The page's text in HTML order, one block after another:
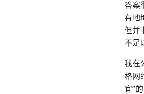
答案
有地
但并
不足
我在
格网
宜”